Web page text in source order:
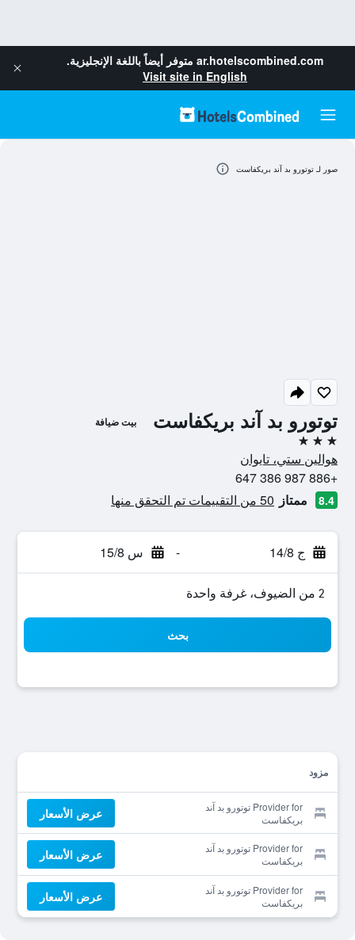
ar.hotelscombined.com متوفر أيضاً باللغة الإنجليزية.
Visit site in English
توتورو بد آند بريكفاست بيت ضيافة
3 نجوم
هوالين ستي، تايوان
+886 987 386 647
8.4 ممتاز 50 من التقييمات تم التحقق منها
ج 14/8 - س 15/8
2 من الضيوف، غرفة واحدة
بحث
مزود
Provider for توتورو بد آند
بريكفاست
عرض الأسعار
Provider for توتورو بد آند
بريكفاست
عرض الأسعار
Provider for توتورو بد آند
بريكفاست
عرض الأسعار
صور لـ توتورو بد آند بريكفاست